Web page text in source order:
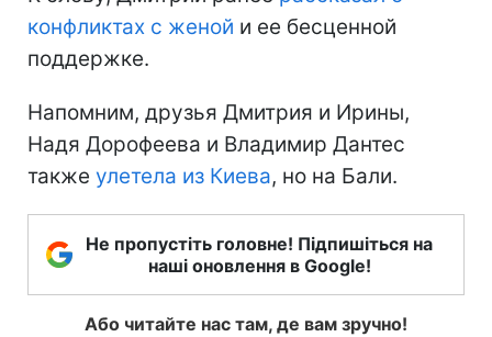
конфликтах с женой и ее бесценной
поддержке.
Напомним, друзья Дмитрия и Ирины,
Надя Дорофеева и Владимир Дантес
также улетела из Киева, но на Бали.
Не пропустіть головне! Підпишіться на
наші оновлення в Google!
Або читайте нас там, де вам зручно!